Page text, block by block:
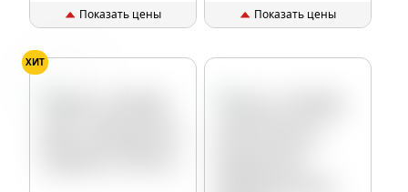
Показать цены Показать цены
ХИТ